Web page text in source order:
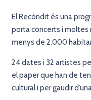
El Recòndit és una
porta concerts i moltes
menys de 2.000
24 dates i 32 artistes
el paper que han de
cultural i per gaudir